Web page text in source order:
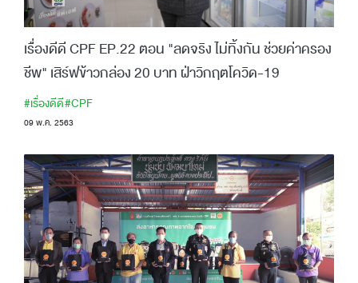
เรื่องดีดี CPF EP.22 ตอน "ลดจริง ไม่ทิ้งกัน ช่วยค่าครอง
ชีพ" เสิร์ฟข้าวกล่อง 20 บาท ฝ่าวิกฤตโควิด-19
#เรื่องดีดี#CPF
09 พ.ค. 2563